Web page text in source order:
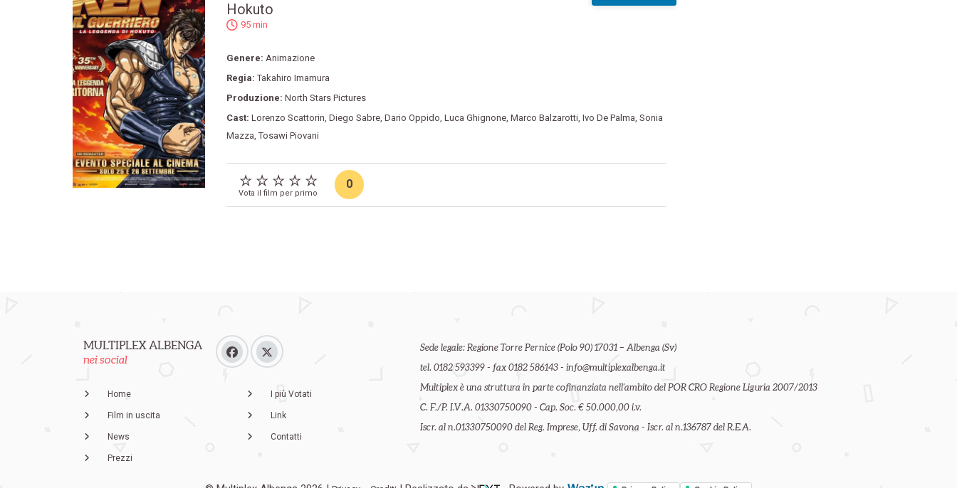
Hokuto
95 min
Genere: Animazione
Regia:Takahiro Imamura
Produzione: North Stars Pictures
Cast: Lorenzo Scattorin, Diego Sabre, Dario Oppido, Luca Ghignone, Marco Balzarotti, Ivo De Palma, Sonia
Mazza,Tosawi Piovani
Vota il film per primo
0
MULTIPLEX ALBENGA
nei social
Home
Film in uscita
News
Prezzi
I più Votati
Link
Contatti
Sede legale: Regione Torre Pernice (Polo 90) 17031 – Albenga (Sv)
tel. 0182 593399 - fax 0182 586143 - info@multiplexalbenga.it
Multiplex è una struttura in parte cofinanziata nell'ambito del POR CRO Regione Liguria 2007/2013
C. F./P. I.V.A. 01330750090 - Cap. Soc. € 50.000,00 i.v.
Iscr. al n.01330750090 del Reg. Imprese, Uff. di Savona - Iscr. al n.136787 del R.E.A.